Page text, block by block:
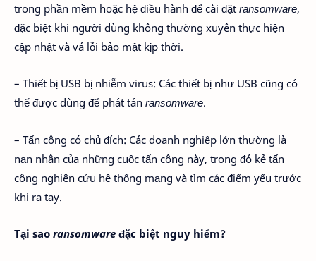
trong phần mềm hoặc hệ điều hành để cài đặt ransomware,
đặc biệt khi người dùng không thường xuyên thực hiện
cập nhật và vá lỗi bảo mật kịp thời.
– Thiết bị USB bị nhiễm virus: Các thiết bị như USB cũng có
thể được dùng để phát tán ransomware.
– Tấn công có chủ đích: Các doanh nghiệp lớn thường là
nạn nhân của những cuộc tấn công này, trong đó kẻ tấn
công nghiên cứu hệ thống mạng và tìm các điểm yếu trước
khi ra tay.
Tại sao ransomware đặc biệt nguy hiểm?